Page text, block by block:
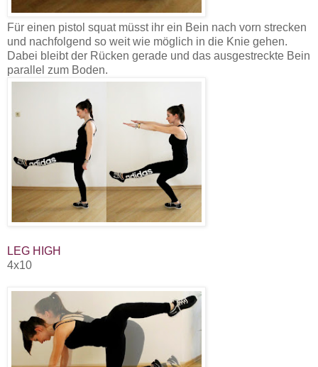
Für einen pistol squat müsst ihr ein Bein nach vorn strecken
und nachfolgend so weit wie möglich in die Knie gehen.
Dabei bleibt der Rücken gerade und das ausgestreckte Bein
parallel zum Boden.
LEG HIGH
4x10